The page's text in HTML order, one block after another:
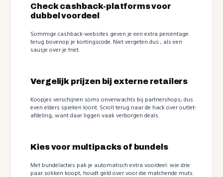
Check cashback-platforms voor
dubbel voordeel
Sommige cashback-websites geven je een extra percentage
terug bovenop je kortingscode. Niet vergeten dus ; als een
sausje over je friet.
Vergelijk prijzen bij externe retailers
Koopjes verschijnen soms onverwachts bij partnershops; dus
even elders spieken loont. Scroll terug naar de hack over outlet-
afdeling, want daar liggen vaak verborgen deals.
Kies voor multipacks of bundels
Met bundelacties pak je automatisch extra voordeel: wie drie
paar sokken koopt, houdt geld over voor die matchende muts.